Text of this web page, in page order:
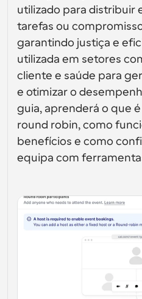
Para Empresas
Soluções de
Por caso de
uso
Recrutamento
Vendas
Educação
API
Crie as suas próprias
pública
Componentes de
Use os nossos átomos
agendamento à sua
Criar Cliente OAuth
Integre o Cal.com
Tipo de Letra: Cal Sans
O nosso próprio tipo de
interfaces de utilizador
Loja de Aplicações
Integre com as suas
Eventos Coletivos
Agendar eventos com
Documentação de
Precisa de aprender
Consulte a
Incorporar Cal.com no
Agende tempo livre com
Aceitar pagamentos por
Preços
utilizado para distribuir
tarefas ou
garantindo justiça e
utilizada em setores
cliente e saúde para
e otimizar o
guia, aprenderá o que
round robin, como
benefícios e como
equipa com